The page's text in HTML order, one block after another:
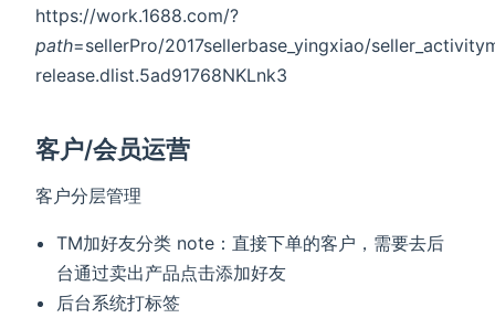
https://work.1688.com/?
path=sellerPro/2017sellerbase_yingxiao/
release.dlist.5ad91768NKLnk3
客户/会员运营
客户分层管理
TM加好友分类 note：直接下单的客户，需要去后
台通过卖出产品点击添加好友
后台系统打标签